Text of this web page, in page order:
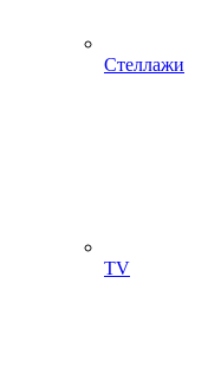
Стеллажи
ТV